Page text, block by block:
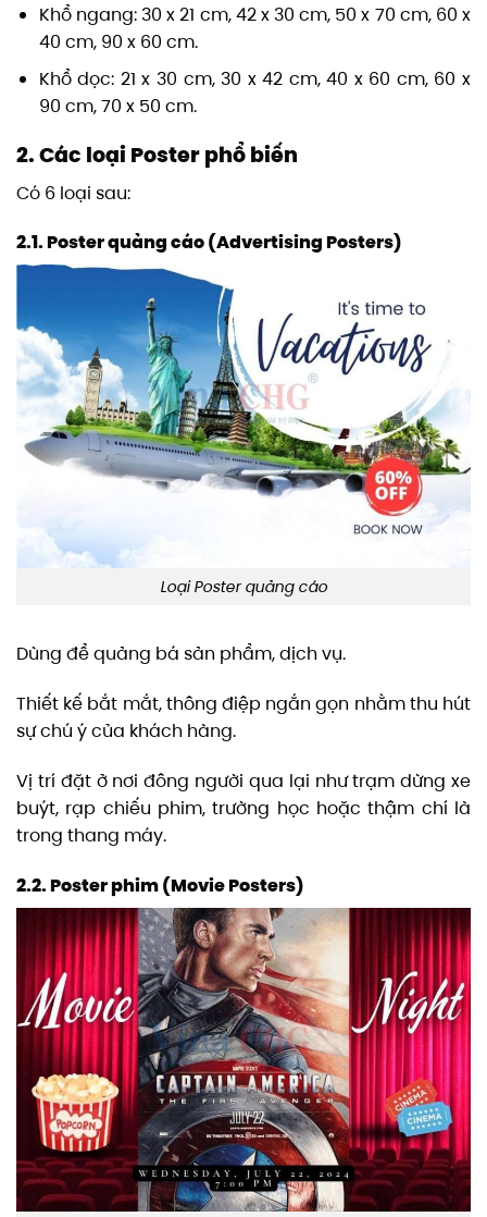
Khổ ngang: 30 x 21 cm, 42 x 30 cm, 50 x 70 cm, 60 x
40 cm, 90 x 60 cm.
Khổ dọc: 21 x 30 cm, 30 x 42 cm, 40 x 60 cm, 60 x
90 cm, 70 x 50 cm.
2. Các loại Poster phổ biến
Có 6 loại sau:
2.1. Poster quảng cáo (Advertising Posters)
Loại Poster quảng cáo
Dùng để quảng bá sản phẩm, dịch vụ.
Thiết kế bắt mắt, thông điệp ngắn gọn nhằm thu hút
sự chú ý của khách hàng.
Vị trí đặt ở nơi đông người qua lại như trạm dừng xe
buýt, rạp chiếu phim, trường học hoặc thậm chí là
trong thang máy.
2.2. Poster phim (Movie Posters)